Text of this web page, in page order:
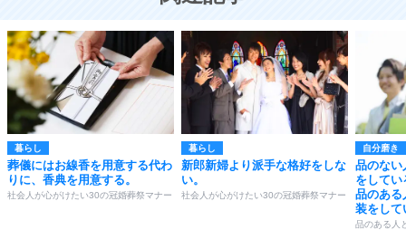
暮らし
葬儀にはお線香を用意する代わ
りに、香典を用意する。
社会人が心がけたい30の冠婚葬祭マナー
暮らし
新郎新婦より派手な格好をしな
い。
社会人が心がけたい30の冠婚葬祭マナー
自分磨き
品のない
をしてい
品のある
装をして
品のある人